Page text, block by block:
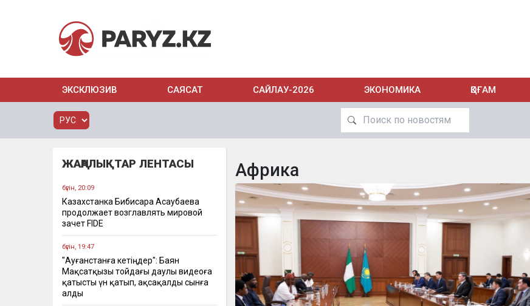
ЭКСКЛЮЗИВ САЯСАТ САЙЛАУ-2026 ЭКОНОМИКА ҚОҒАМ
ЖАҢАЛЫҚТАР ЛЕНТАСЫ
бүгін, 20:09
Казахстанка Бибисара Асаубаева
продолжает возглавлять мировой
зачет FIDE
бүгін, 19:47
"Ауғанстанға кетіңдер": Баян
Мақсатқызы тойдағы даулы видеоға
қатысты үн қатып, ақсақалды сынға
алды
Африка